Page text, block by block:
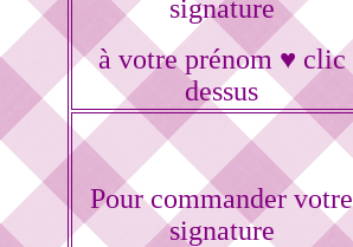
signature
à votre prénom ♥ clic
dessus
Pour commander votre
signature